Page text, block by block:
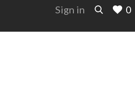
Sign in 0